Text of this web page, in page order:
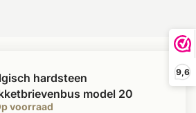
9,6
voorraad
hardsteen
model 20